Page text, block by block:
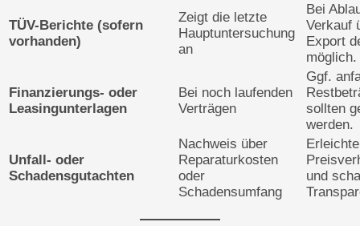
TÜV-Berichte (sofern
vorhanden)
Zeigt die letzte
Hauptuntersuchung
an
Bei
Verkauf
Export
möglich.
Finanzierungs- oder
Leasingunterlagen
Bei noch laufenden
Verträgen
Ggf.
sollten
werden.
Unfall- oder
Schadensgutachten
Nachweis über
Reparaturkosten
oder
Schadensumfang
und